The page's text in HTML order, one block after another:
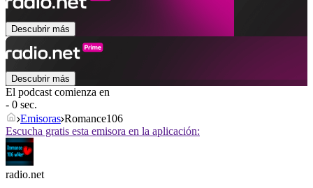
Descubrir más
Descubrir más
El podcast comienza en
- 0 sec.
Emisoras Romance106
Escucha gratis esta emisora en la aplicación:
radio.net